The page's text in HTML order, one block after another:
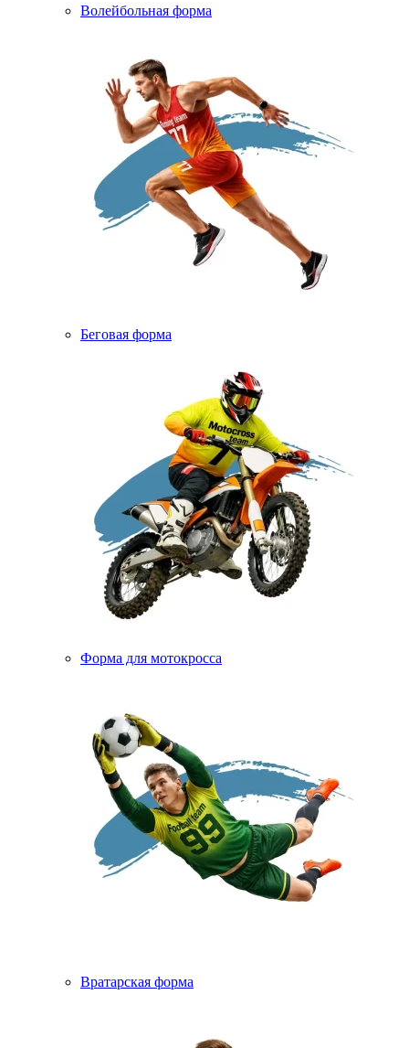
Волейбольная форма
Беговая форма
Форма для мотокросса
Вратарская форма